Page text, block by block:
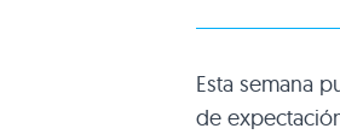
Esta semana
de